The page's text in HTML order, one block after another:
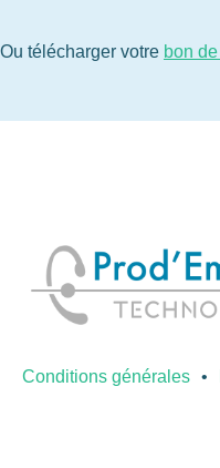
Ou télécharger votre bon
Conditions générales